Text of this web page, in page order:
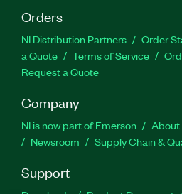
Orders
NI Distribution Partners Order
a Quote
Terms of Service
Request a Quote
Company
NI is now part of Emerson About
Newsroom
Supply Chain &
Support